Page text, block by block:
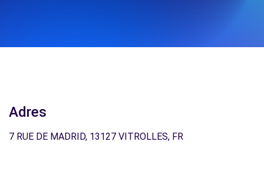
Adres
7 RUE DE MADRID, 13127 VITROLLES, FR